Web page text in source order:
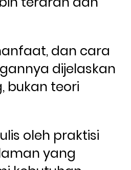
dan cara
dijelaskan
bukan teori
oleh praktisi
yang